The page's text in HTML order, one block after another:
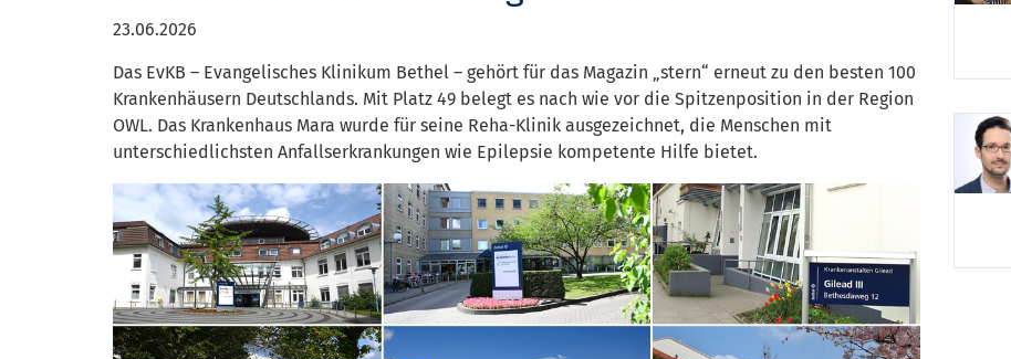
23.06.2026
Das EvKB – Evangelisches Klinikum Bethel – gehört für das Magazin „stern“ erneut zu den besten 100
Krankenhäusern Deutschlands. Mit Platz 49 belegt es nach wie vor die Spitzenposition in der Region
OWL. Das Krankenhaus Mara wurde für seine Reha-Klinik ausgezeichnet, die Menschen mit
unterschiedlichsten Anfallserkrankungen wie Epilepsie kompetente Hilfe bietet.